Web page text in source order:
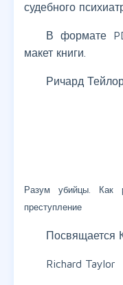
судебного
В формате
макет книги.
Ричард
Разум убийцы. Как
преступление
Посвящается
Richard Taylor